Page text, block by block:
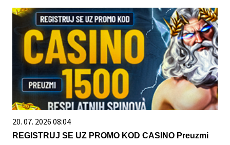
20. 07. 2026 08:04
REGISTRUJ SE UZ PROMO KOD CASINO Preuzmi